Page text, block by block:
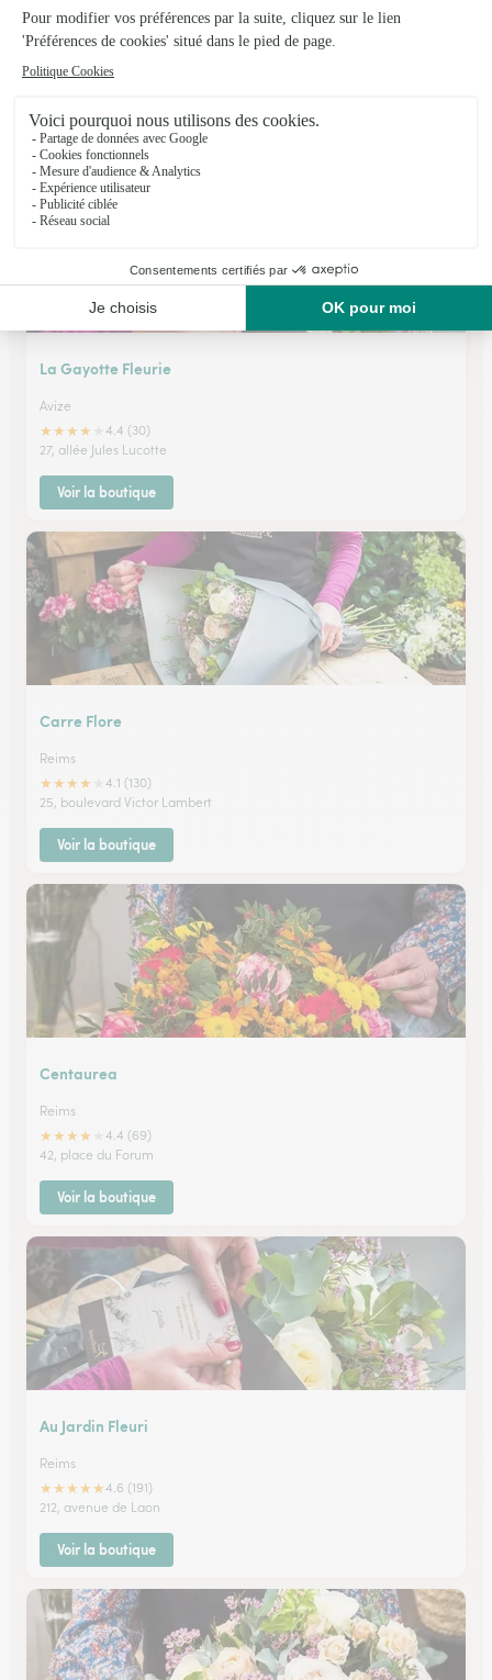
Floraison
★★★★★4.1 (133)
Voir la boutique
La Gayotte Fleurie
Avize
★★★★
4.4 (30)
27, allée Jules Lucotte
Voir la boutique
Carre Flore
Reims
★★★★
4.1 (130)
25, boulevard Victor Lambert
Voir la boutique
Centaurea
Reims
★★★★
4.4 (69)
42, place du Forum
Voir la boutique
Au Jardin Fleuri
Reims
★★★★★4.6 (191)
212, avenue de Laon
Voir la boutique